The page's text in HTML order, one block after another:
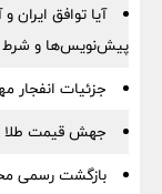
آیا توافق
پیش‌نویس‌ها و شرط
جزئیات
جهش قیمت طلا و سکه امروز ۱۳
بازگشت رسمی